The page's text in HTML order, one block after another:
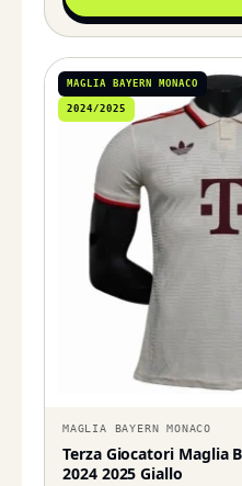
MAGLIA BAYERN MONACO
2024/2025
MAGLIA BAYERN MONACO
Terza Giocatori Maglia
2024 2025 Giallo